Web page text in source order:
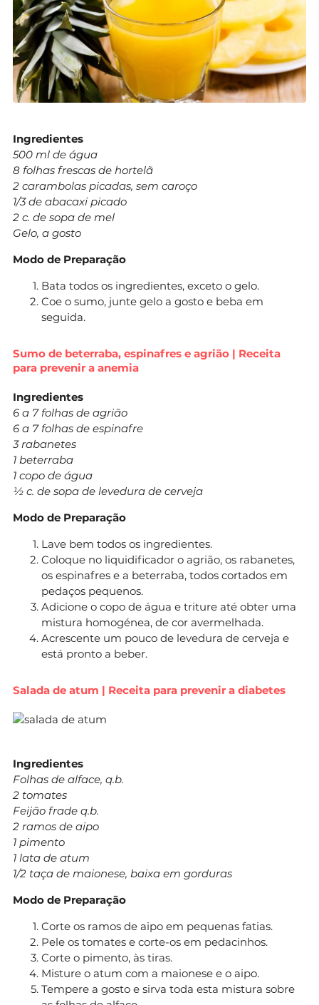
Ingredientes
500 ml de água
8 folhas frescas de hortelã
2 carambolas picadas, sem caroço
1/3 de abacaxi picado
2 c. de sopa de mel
Gelo, a gosto
Modo de Preparação
Bata todos os ingredientes, exceto o gelo.
Coe o sumo, junte gelo a gosto e beba em
seguida.
Sumo de beterraba, espinafres e agrião | Receita
para prevenir a anemia
Ingredientes
6 a 7 folhas de agrião
6 a 7 folhas de espinafre
3 rabanetes
1 beterraba
1 copo de água
½ c. de sopa de levedura de cerveja
Modo de Preparação
Lave bem todos os ingredientes.
Coloque no liquidificador o agrião, os rabanetes,
os espinafres e a beterraba, todos cortados em
pedaços pequenos.
Adicione o copo de água e triture até obter uma
mistura homogénea, de cor avermelhada.
Acrescente um pouco de levedura de cerveja e
está pronto a beber.
Salada de atum | Receita para prevenir a diabetes
Ingredientes
Folhas de alface, q.b.
2 tomates
Feijão frade q.b.
2 ramos de aipo
1 pimento
1 lata de atum
1/2 taça de maionese, baixa em gorduras
Modo de Preparação
Corte os ramos de aipo em pequenas fatias.
Pele os tomates e corte-os em pedacinhos.
Corte o pimento, às tiras.
Misture o atum com a maionese e o aipo.
Tempere a gosto e sirva toda esta mistura sobre